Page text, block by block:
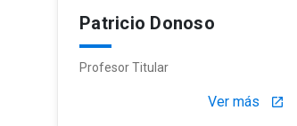
Patricio Donoso
Profesor Titular
Ver más launch